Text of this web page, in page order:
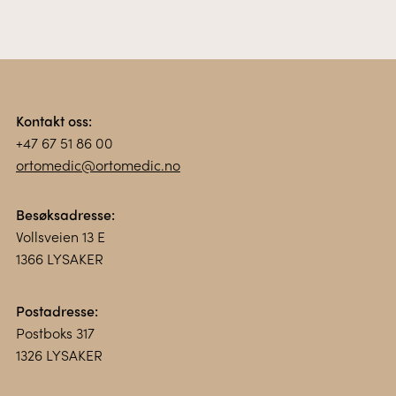
Kontakt oss:
+47 67 51 86 00
ortomedic@ortomedic.no
Besøksadresse:
Vollsveien 13 E
1366 LYSAKER
Postadresse:
Postboks 317
1326 LYSAKER